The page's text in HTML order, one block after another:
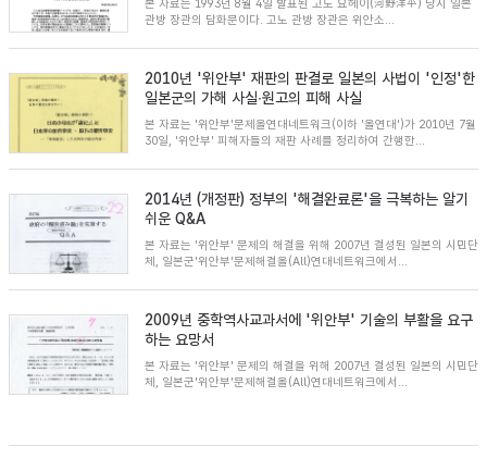
본 자료는 1993년 8월 4일 발표된 고노 요헤이(河野洋平) 당시 일본
관방 장관의 담화문이다. 고노 관방 장관은 위안소...
2010년 '위안부' 재판의 판결로 일본의 사법이 '인정'한
일본군의 가해 사실∙원고의 피해 사실
본 자료는 '위안부'문제올연대네트워크(이하 '올연대')가 2010년 7월
30일, '위안부' 피해자들의 재판 사례를 정리하여 간행한...
2014년 (개정판) 정부의 '해결완료론'을 극복하는 알기
쉬운 Q&A
본 자료는 '위안부' 문제의 해결을 위해 2007년 결성된 일본의 시민단
체, 일본군'위안부'문제해결올(All)연대네트워크에서...
2009년 중학역사교과서에 '위안부' 기술의 부활을 요구
하는 요망서
본 자료는 '위안부' 문제의 해결을 위해 2007년 결성된 일본의 시민단
체, 일본군'위안부'문제해결올(All)연대네트워크에서...